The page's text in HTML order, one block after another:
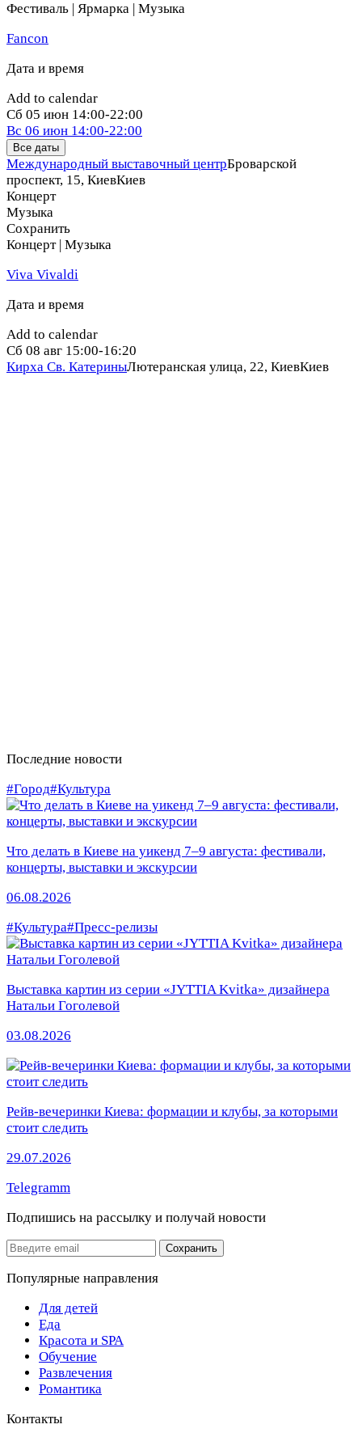
Фестиваль | Ярмарка | Музыка
Fancon
Дата и время
Add to calendar
Сб 05 июн 14:00-22:00
Вс 06 июн 14:00-22:00
Все даты
Международный выставочный центрБроварской
проспект, 15, КиевКиев
Концерт
Музыка
Сохранить
Концерт | Музыка
Viva Vivaldi
Дата и время
Add to calendar
Сб 08 авг 15:00-16:20
Кирха Св. КатериныЛютеранская улица, 22, КиевКиев
Последние новости
#Город#Культура
Что делать в Киеве на уикенд 7–9 августа: фестивали,
концерты, выставки и экскурсии
06.08.2026
#Культура#Пресс-релизы
Выставка картин из серии «JYTTIA Kvitka» дизайнера
Натальи Гоголевой
03.08.2026
Рейв-вечеринки Киева: формации и клубы, за которыми
стоит следить
29.07.2026
Telegramm
Подпишись на рассылку и получай новости
Email
Сохранить
Популярные направления
Для детей
Еда
Красота и SPA
Обучение
Развлечения
Романтика
Контакты